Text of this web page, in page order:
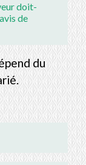
doit-
de
du